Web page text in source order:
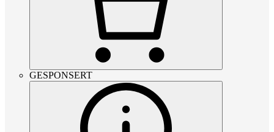
GESPONSERT